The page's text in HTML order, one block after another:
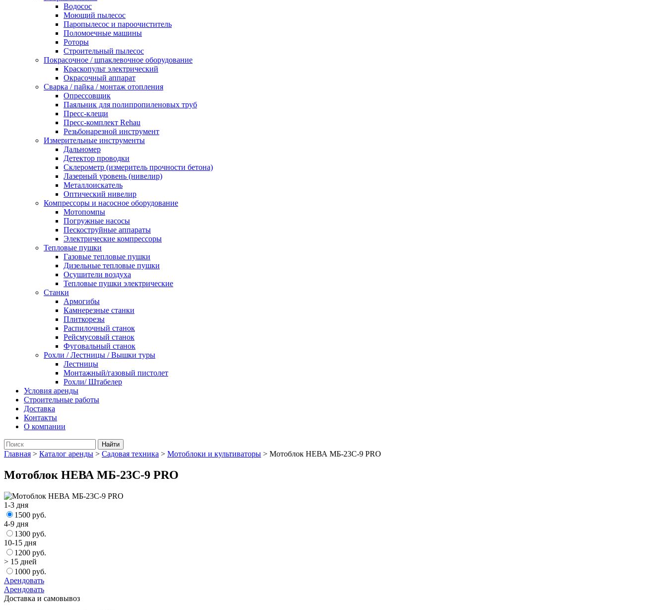
Водосос
Моющий пылесос
Паропылесос и пароочиститель
Поломоечные машины
Роторы
Строительный пылесос
Покрасочное / шпаклевочное оборудование
Краскопульт электрический
Окрасочный аппарат
Сварка / пайка / монтаж отопления
Опрессовщик
Паяльник для полипропиленовых труб
Пресс-клещи
Пресс-комплект Rehau
Резьбонарезной инструмент
Измерительные инструменты
Дальномер
Детектор проводки
Склерометр (измеритель прочности бетона)
Лазерный уровень (нивелир)
Металлоискатель
Оптический нивелир
Компрессоры и насосное оборудование
Мотопомпы
Погружные насосы
Пескоструйные аппараты
Электрические компрессоры
Тепловые пушки
Газовые тепловые пушки
Дизельные тепловые пушки
Осушители воздуха
Тепловые пушки электрические
Станки
Армогибы
Камнерезные станки
Плиткорезы
Распилочный станок
Рейсмусовый станок
Фуговальный станок
Рохли / Лестницы / Вышки туры
Лестницы
Монтажный/газовый пистолет
Рохли/ Штабелер
Условия аренды
Строительные работы
Доставка
Контакты
О компании
Главная > Каталог аренды > Садовая техника > Мотоблоки и культиваторы > Мотоблок НЕВА МБ-23C-9 PRO
Мотоблок НЕВА МБ-23C-9 PRO
1-3 дня
1500 руб.
4-9 дня
1300 руб.
10-15 дня
1200 руб.
> 15 дней
1000 руб.
Арендовать
Арендовать
Доставка и самовывоз